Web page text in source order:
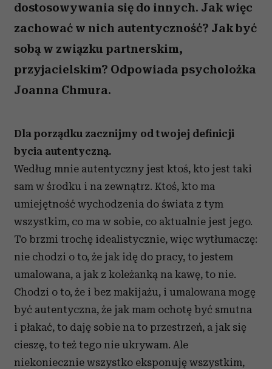
dostosowywania się do innych. Jak więc
zachować w nich autentyczność? Jak być
sobą w związku partnerskim,
przyjacielskim? Odpowiada psycholożka
Joanna Chmura.
Dla porządku zacznijmy od twojej definicji
bycia autentyczną.
Według mnie autentyczny jest ktoś, kto jest taki
sam w środku i na zewnątrz. Ktoś, kto ma
umiejętność wychodzenia do świata z tym
wszystkim, co ma w sobie, co aktualnie jest jego.
To brzmi trochę idealistycznie, więc wytłumaczę:
nie chodzi o to, że jak idę do pracy, to jestem
umalowana, a jak z koleżanką na kawę, to nie.
Chodzi o to, że i bez makijażu, i umalowana mogę
być autentyczna, że jak mam ochotę być smutna
i płakać, to daję sobie na to przestrzeń, a jak się
cieszę, to też tego nie ukrywam. Ale
niekoniecznie wszystko eksponuję wszystkim,